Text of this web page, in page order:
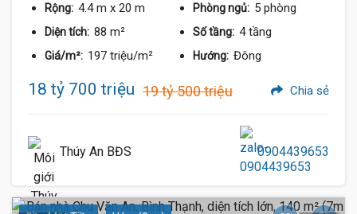
Rộng: 4.4 m x 20 m Phòng ngủ: 5 phòng
Diện tích: 88 m² Số tầng: 4 tầng
Giá/m²: 197 triệu/m² Hướng: Đông
18 tỷ 700 triệu 19 tỷ 500 triệu Chia sẻ
Thúy An BĐS 0904439653